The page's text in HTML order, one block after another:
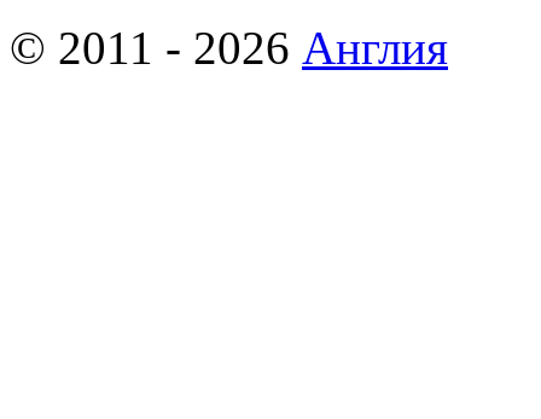
© 2011 - 2026 Англия